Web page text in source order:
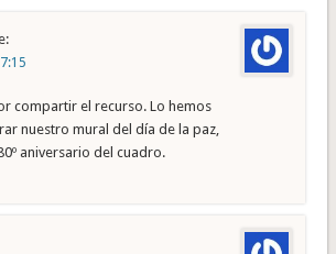
compartir el recurso. Lo hemos
nuestro mural del día de la paz,
aniversario del cuadro.